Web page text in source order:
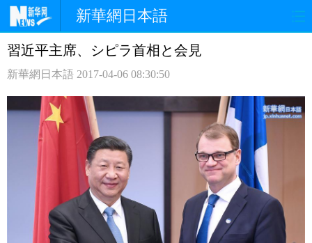
新華網日本語
ホームページ 政治
観光 写真
習近平主席、シピラ首相と会見
新華網日本語 2017-04-06 08:30:50